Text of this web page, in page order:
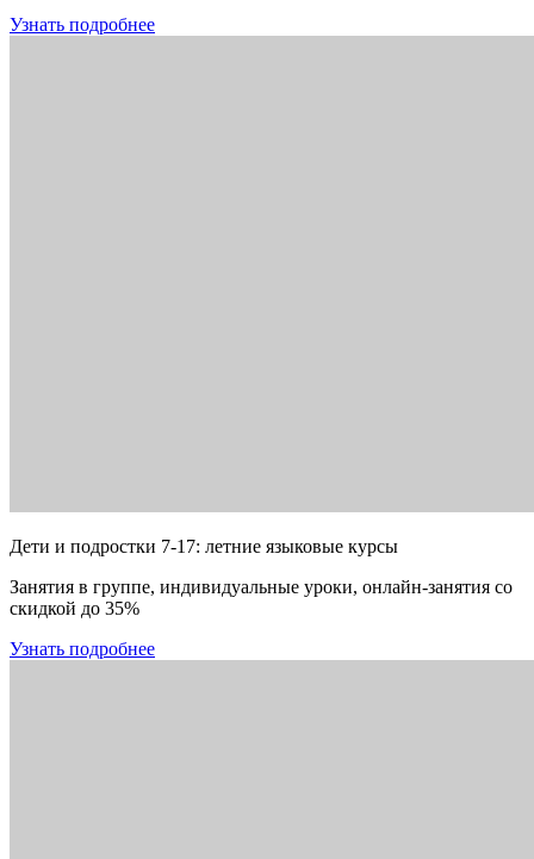
Узнать подробнее
Дети и подростки 7-17: летние языковые курсы
Занятия в группе, индивидуальные уроки, онлайн-занятия со
скидкой до 35%
Узнать подробнее